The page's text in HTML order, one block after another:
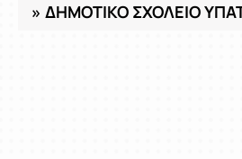
» ΔΗΜΟΤΙΚΟ ΣΧΟΛΕΙΟ